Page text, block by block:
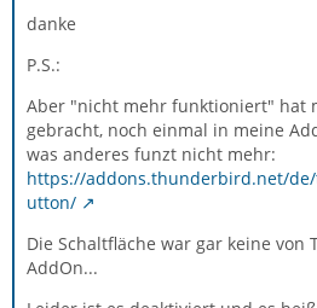
danke
P.S.:
Aber "nicht mehr funktioniert" hat
gebracht, noch einmal in meine
was anderes funzt nicht mehr:
https://addons.thunderbird.net/
utton/
Die Schaltfläche war gar keine von
AddOn...